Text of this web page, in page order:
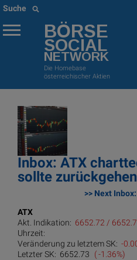
Suche
BÖRSE
SOCIAL
NETWORK
Die Homebase
österreichischer Aktien
Inbox: ATX
sollte zurückgehen
>> Next
ATX
Akt. Indikation: 6652.72 /
Uhrzeit:
Veränderung zu letztem SK: -
Letzter SK: 6652.73 ( -1.36%)